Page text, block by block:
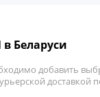
в Беларуси
добавить
доставкой